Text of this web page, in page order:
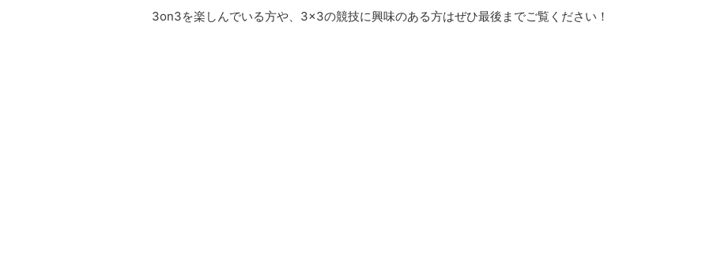
3on3を楽しんでいる方や、3×3の競技に興味のある方はぜひ最後までご覧ください！